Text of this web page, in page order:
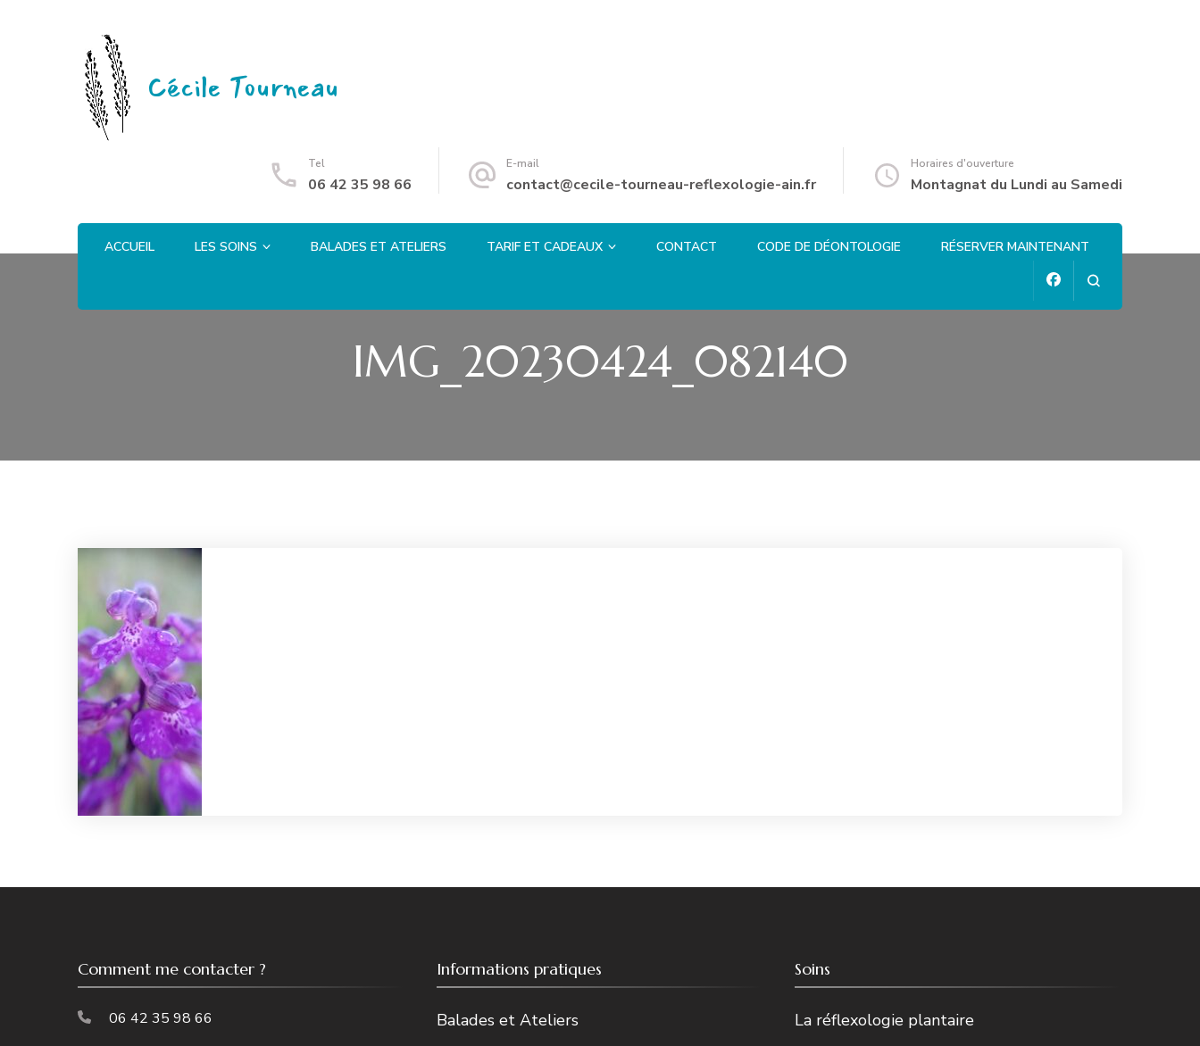
Cécile Tourneau
Tel
06 42 35 98 66
E-mail
contact@cecile-tourneau-reflexologie-ain.fr
Horaires d'ouverture
Montagnat du Lundi au Samedi
ACCUEIL LES SOINS BALADES ET ATELIERS TARIF ET CADEAUX CONTACT CODE DE DÉONTOLOGIE RÉSERVER MAINTENANT
IMG_20230424_082140
Comment me contacter ?
06 42 35 98 66
Informations pratiques
Balades et Ateliers
Soins
La réflexologie plantaire